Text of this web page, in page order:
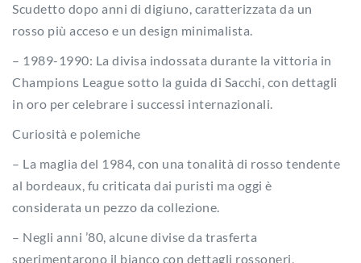
Scudetto dopo anni di digiuno, caratterizzata da un
rosso più acceso e un design minimalista.
– 1989-1990: La divisa indossata durante la vittoria in
Champions League sotto la guida di Sacchi, con dettagli
in oro per celebrare i successi internazionali.
Curiosità e polemiche
– La maglia del 1984, con una tonalità di rosso tendente
al bordeaux, fu criticata dai puristi ma oggi è
considerata un pezzo da collezione.
– Negli anni ’80, alcune divise da trasferta
sperimentarono il bianco con dettagli rossoneri,